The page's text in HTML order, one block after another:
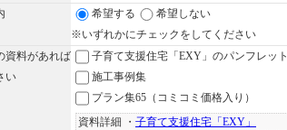
希望する
希望しない
※いずれかにチェックをしてください
資料があれば
い
子育て支援住宅「EXY」のパンフレット
施工事例集
プラン集65（コミコミ価格入り）
資料詳細 ・ 子育て支援住宅「EXY」